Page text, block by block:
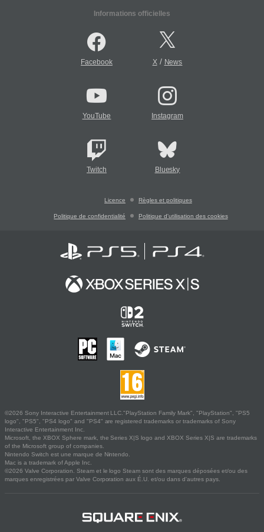
Informations officielles
Facebook X/ News
YouTube Instagram
Twitch Bluesky
Licence Règles et politiques
Politique de confidentialité Politique d'utilisation des cookies
©2026 Sony Interactive Entertainment LLC."PlayStation Family Mark", "PlayStation", "PS5
logo", "PS5", "PS4 logo" and "PS4" are registered trademarks or trademarks of Sony
Interactive Entertainment Inc.
Microsoft, the XBOX Sphere mark, the Series X|S logo and XBOX Series X|S are trademarks
of the Microsoft group of companies.
Nintendo Switch est une marque de Nintendo.
Mac is a trademark of Apple Inc.
©2026 Valve Corporation. Steam et le logo Steam sont des marques déposées et/ou des
marques enregistrées par Valve Corporation aux É.U. et/ou dans d'autres pays.